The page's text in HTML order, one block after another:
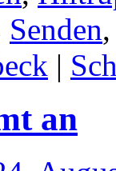
Senden
|
an